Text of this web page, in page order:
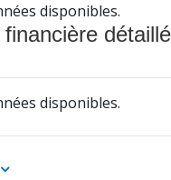
disponibles.
disponibles.